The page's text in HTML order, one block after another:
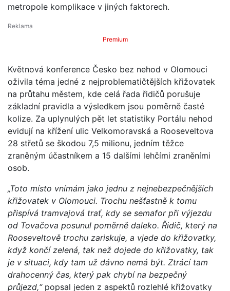
metropole komplikace v jiných faktorech.
Premium
Květnová konference Česko bez nehod v Olomouci
oživila téma jedné z nejproblematičtějších křižovatek
na průtahu městem, kde celá řada řidičů porušuje
základní pravidla a výsledkem jsou poměrně časté
kolize. Za uplynulých pět let statistiky Portálu nehod
evidují na křížení ulic Velkomoravská a Rooseveltova
28 střetů se škodou 7,5 milionu, jedním těžce
zraněným účastníkem a 15 dalšími lehčími zraněními
osob.
„Toto místo vnímám jako jednu z nejnebezpečnějších
křižovatek v Olomouci. Trochu nešťastně k tomu
přispívá tramvajová trať, kdy se semafor při výjezdu
od Tovačova posunul poměrně daleko. Řidič, který na
Rooseveltově trochu zariskuje, a vjede do křižovatky,
když končí zelená, tak než dojede do křižovatky, tak
je v situaci, kdy tam už dávno nemá být. Ztrácí tam
drahocenný čas, který pak chybí na bezpečný
průjezd,“popsal jeden z aspektů rozlehlé křižovatky